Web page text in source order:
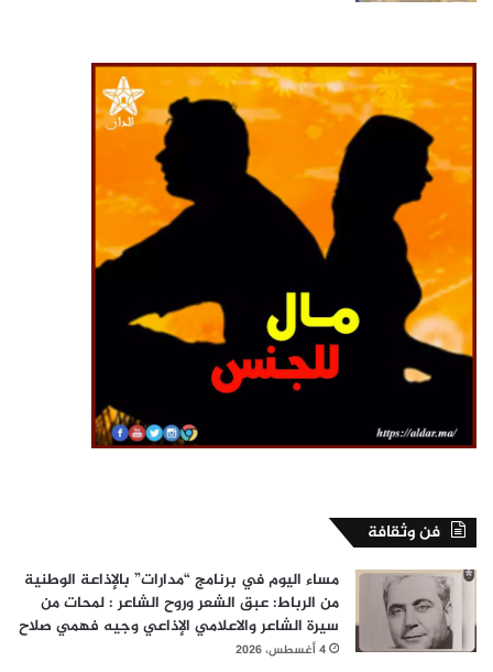
فن وثقافة
مساء اليوم في برنامج “مدارات” بالإذاعة الوطنية
من الرباط: عبق الشعر وروح الشاعر : لمحات من
سيرة الشاعر والاعلامي الإذاعي وجيه فهمي صلاح
4 أغسطس، 2026